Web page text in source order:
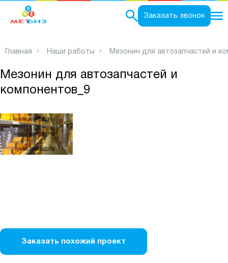
Заказать звонок
Главная Наши работы Мезонин для автозапчастей и
Мезонин для автозапчастей и
компонентов_9
Заказать похожий проект